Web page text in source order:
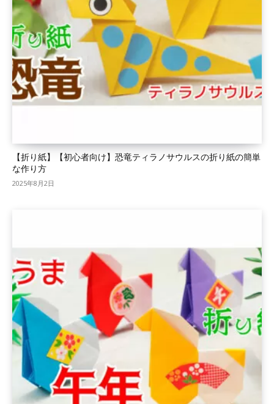
【折り紙】【初心者向け】恐竜ティラノサウルスの折り紙の簡単
な作り方
2025年8月2日